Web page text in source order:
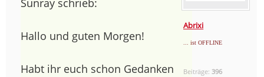
Abrixi
... ist OFFLINE
Beiträge:396
Sunray schrieb:
Hallo und guten Morgen!
Habt ihr euch schon Gedanken